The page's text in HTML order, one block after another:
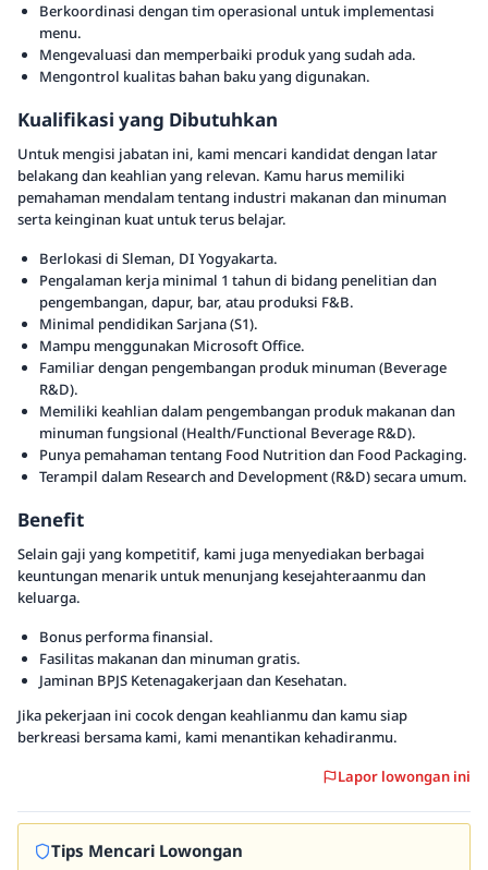
Berkoordinasi dengan tim operasional untuk implementasi
menu.
Mengevaluasi dan memperbaiki produk yang sudah ada.
Mengontrol kualitas bahan baku yang digunakan.
Kualifikasi yang Dibutuhkan
Untuk mengisi jabatan ini, kami mencari kandidat dengan latar
belakang dan keahlian yang relevan. Kamu harus memiliki
pemahaman mendalam tentang industri makanan dan minuman
serta keinginan kuat untuk terus belajar.
Berlokasi di Sleman, DI Yogyakarta.
Pengalaman kerja minimal 1 tahun di bidang penelitian dan
pengembangan, dapur, bar, atau produksi F&B.
Minimal pendidikan Sarjana (S1).
Mampu menggunakan Microsoft Office.
Familiar dengan pengembangan produk minuman (Beverage
R&D).
Memiliki keahlian dalam pengembangan produk makanan dan
minuman fungsional (Health/Functional Beverage R&D).
Punya pemahaman tentang Food Nutrition dan Food Packaging.
Terampil dalam Research and Development (R&D) secara umum.
Benefit
Selain gaji yang kompetitif, kami juga menyediakan berbagai
keuntungan menarik untuk menunjang kesejahteraanmu dan
keluarga.
Bonus performa finansial.
Fasilitas makanan dan minuman gratis.
Jaminan BPJS Ketenagakerjaan dan Kesehatan.
Jika pekerjaan ini cocok dengan keahlianmu dan kamu siap
berkreasi bersama kami, kami menantikan kehadiranmu.
Lapor lowongan ini
Tips Mencari Lowongan